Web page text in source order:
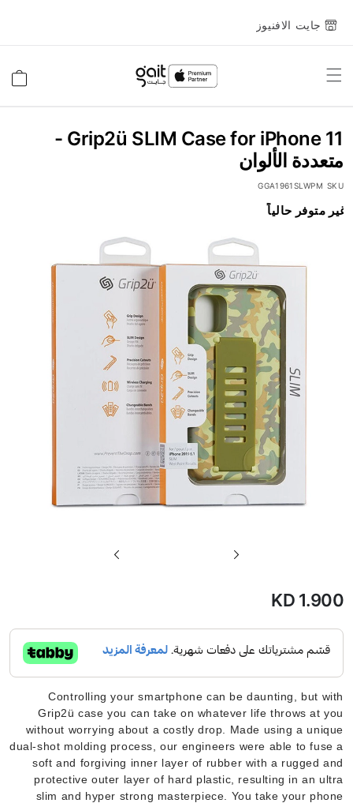
جايت الافنيوز
Toggle
Grip2ü SLIM Case for iPhone 11 -
متعددة الألوان
SKU
GGA1961SLWPM
انتقل
إلى
غير متوفر حالياً
معرض
KD 1.900
Controlling your smartphone can be daunting, but with
Grip2ü case you can take on whatever life throws at you
without worrying about a costly drop. Made using a unique
dual-shot molding process, our engineers were able to fuse a
soft and forgiving inner layer of rubber with a rugged and
protective outer layer of hard plastic, resulting in an ultra
slim and hyper strong masterpiece. You take your phone